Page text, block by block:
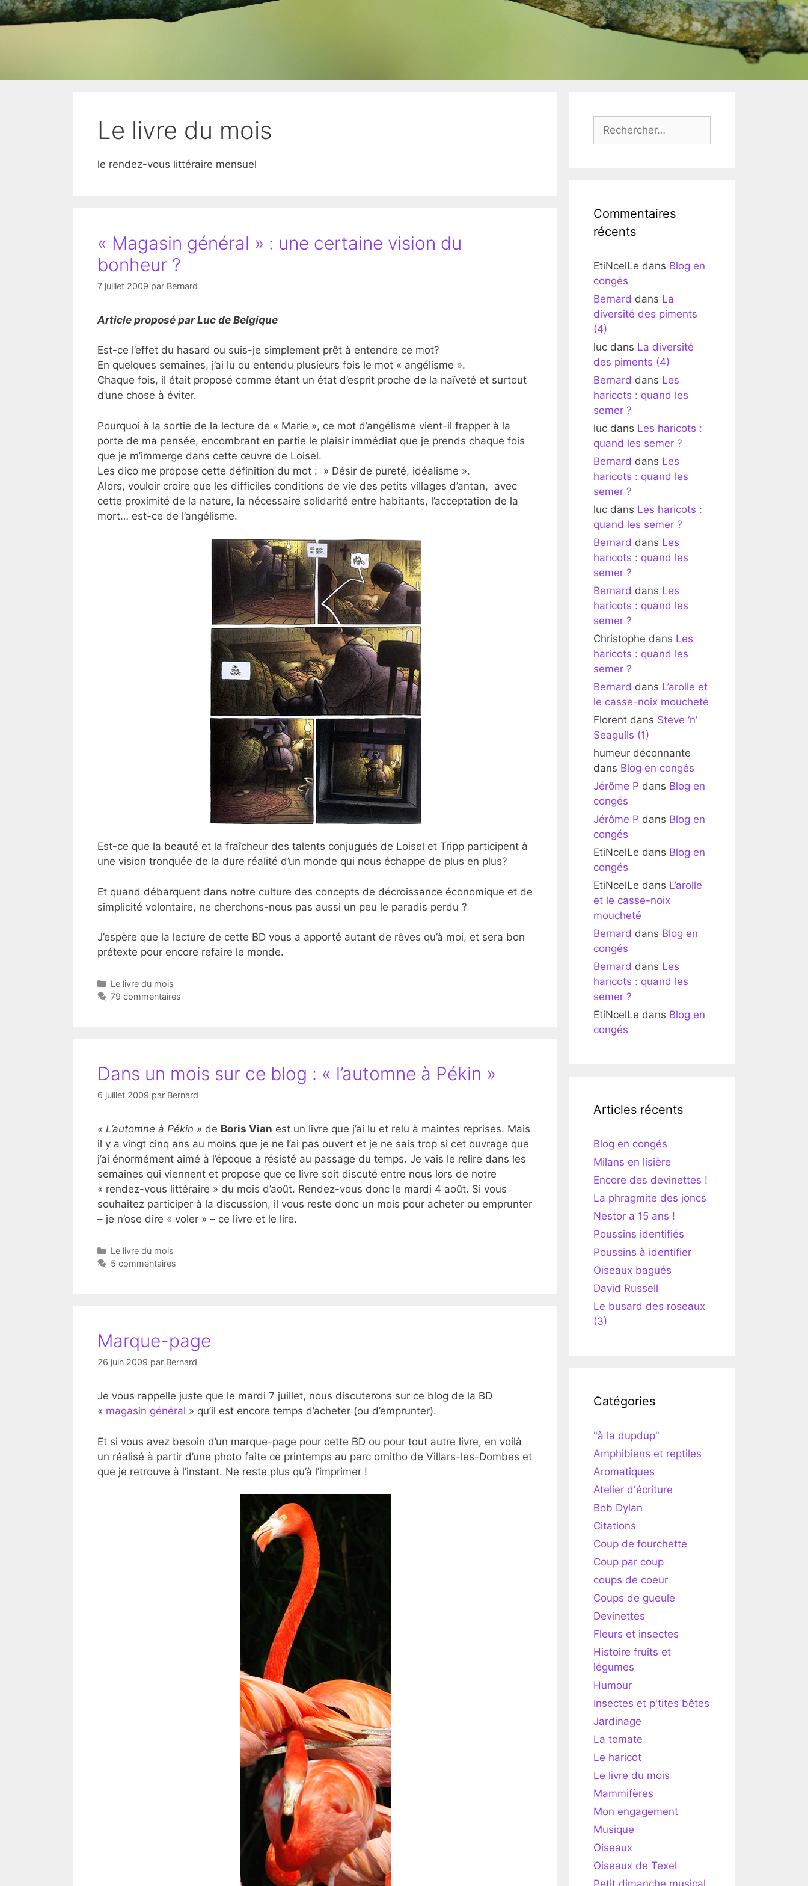
Le livre du mois
le rendez-vous littéraire mensuel
« Magasin général » : une certaine vision du
bonheur ?
7 juillet 2009 par Bernard
Article proposé par Luc de Belgique
Est-ce l’effet du hasard ou suis-je simplement prêt à entendre ce mot?
En quelques semaines, j’ai lu ou entendu plusieurs fois le mot « angélisme ».
Chaque fois, il était proposé comme étant un état d’esprit proche de la naïveté et surtout
d’une chose à éviter.
Pourquoi à la sortie de la lecture de « Marie », ce mot d’angélisme vient-il frapper à la
porte de ma pensée, encombrant en partie le plaisir immédiat que je prends chaque fois
que je m’immerge dans cette œuvre de Loisel.
Les dico me propose cette définition du mot : » Désir de pureté, idéalisme ».
Alors, vouloir croire que les difficiles conditions de vie des petits villages d’antan, avec
cette proximité de la nature, la nécessaire solidarité entre habitants, l’acceptation de la
mort… est-ce de l’angélisme.
Est-ce que la beauté et la fraîcheur des talents conjugués de Loisel et Tripp participent à
une vision tronquée de la dure réalité d’un monde qui nous échappe de plus en plus?
Et quand débarquent dans notre culture des concepts de décroissance économique et de
simplicité volontaire, ne cherchons-nous pas aussi un peu le paradis perdu ?
J’espère que la lecture de cette BD vous a apporté autant de rêves qu’à moi, et sera bon
prétexte pour encore refaire le monde.
Catégories
Le livre du mois
79 commentaires
Dans un mois sur ce blog : « l’automne à Pékin »
6 juillet 2009 par Bernard
« L’automne à Pékin » de Boris Vian est un livre que j’ai lu et relu à maintes reprises. Mais
il y a vingt cinq ans au moins que je ne l’ai pas ouvert et je ne sais trop si cet ouvrage que
j’ai énormément aimé à l’époque a résisté au passage du temps. Je vais le relire dans les
semaines qui viennent et propose que ce livre soit discuté entre nous lors de notre
« rendez-vous littéraire » du mois d’août. Rendez-vous donc le mardi 4 août. Si vous
souhaitez participer à la discussion, il vous reste donc un mois pour acheter ou emprunter
– je n’ose dire « voler » – ce livre et le lire.
Catégories
Le livre du mois
5 commentaires
Marque-page
26 juin 2009 par Bernard
Je vous rappelle juste que le mardi 7 juillet, nous discuterons sur ce blog de la BD
« magasin général » qu’il est encore temps d’acheter (ou d’emprunter).
Et si vous avez besoin d’un marque-page pour cette BD ou pour tout autre livre, en voilà
un réalisé à partir d’une photo faite ce printemps au parc ornitho de Villars-les-Dombes et
que je retrouve à l’instant. Ne reste plus qu’à l’imprimer !
Commentaires
récents
EtiNcelLe dans Blog en
congés
Bernard dans La
diversité des piments
(4)
luc dans La diversité
des piments (4)
Bernard dans Les
haricots : quand les
semer ?
luc dans Les haricots :
quand les semer ?
Bernard dans Les
haricots : quand les
semer ?
luc dans Les haricots :
quand les semer ?
Bernard dans Les
haricots : quand les
semer ?
Bernard dans Les
haricots : quand les
semer ?
Christophe dans Les
haricots : quand les
semer ?
Bernard dans L’arolle et
le casse-noix moucheté
Florent dans Steve ‘n’
Seagulls (1)
humeur déconnante
dans Blog en congés
Jérôme P dans Blog en
congés
Jérôme P dans Blog en
congés
EtiNcelLe dans Blog en
congés
EtiNcelLe dans L’arolle
et le casse-noix
moucheté
Bernard dans Blog en
congés
Bernard dans Les
haricots : quand les
semer ?
EtiNcelLe dans Blog en
congés
Articles récents
Blog en congés
Milans en lisière
Encore des devinettes !
La phragmite des joncs
Nestor a 15 ans !
Poussins identifiés
Poussins à identifier
Oiseaux bagués
David Russell
Le busard des roseaux
(3)
Catégories
"à la dupdup"
Amphibiens et reptiles
Aromatiques
Atelier d'écriture
Bob Dylan
Citations
Coup de fourchette
Coup par coup
coups de coeur
Coups de gueule
Devinettes
Fleurs et insectes
Histoire fruits et
légumes
Humour
Insectes et p'tites bêtes
Jardinage
La tomate
Le haricot
Le livre du mois
Mammifères
Mon engagement
Musique
Oiseaux
Oiseaux de Texel
Petit dimanche musical